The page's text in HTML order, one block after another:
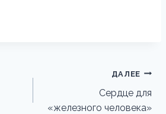
ДАЛЕЕ
Сердце для
«железного человека»